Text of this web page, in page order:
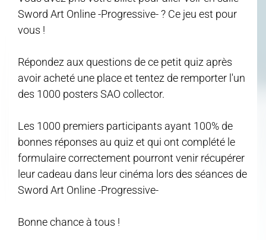
Sword Art Online -Progressive- ? Ce jeu est pour
vous !
Répondez aux questions de ce petit quiz après
avoir acheté une place et tentez de remporter l'un
des 1000 posters SAO collector.
Les 1000 premiers participants ayant 100% de
bonnes réponses au quiz et qui ont complété le
formulaire correctement pourront venir récupérer
leur cadeau dans leur cinéma lors des séances de
Sword Art Online -Progressive-
Bonne chance à tous !